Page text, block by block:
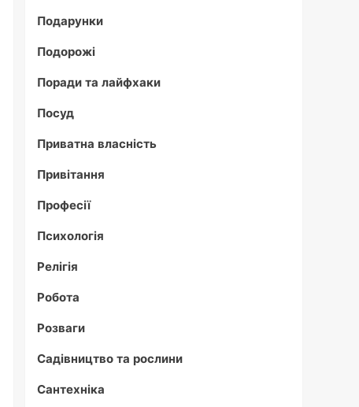
Подарунки
Подорожі
Поради та лайфхаки
Посуд
Приватна власність
Привітання
Професії
Психологія
Релігія
Робота
Розваги
Садівництво та рослини
Сантехніка